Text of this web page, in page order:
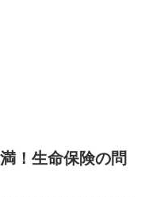
！生命保険の問